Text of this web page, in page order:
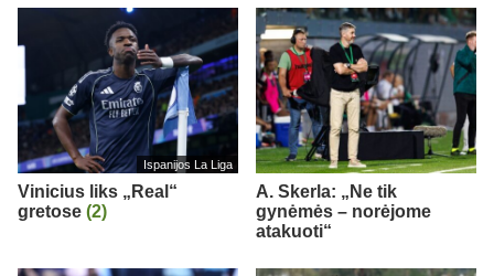
Ispanijos La Liga
Vinicius liks „Real“
gretose (2)
A. Skerla: „Ne tik
gynėmės – norėjome
atakuoti“